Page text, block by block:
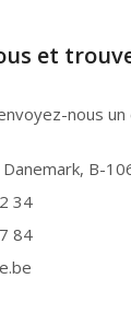
et
nous
B-
34
84